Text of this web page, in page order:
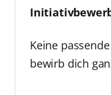
Keine
bewirb dich